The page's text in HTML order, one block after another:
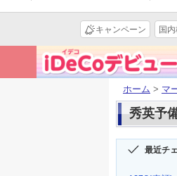
キャンペーン 国
ホーム > マ
秀英予
最近チ